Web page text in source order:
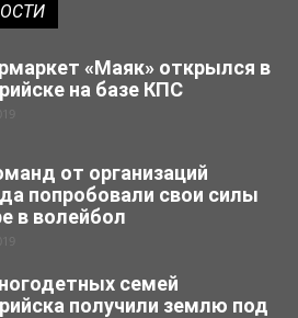
«Маяк» открылся в
на базе КПС
от организаций
попробовали свои силы
в волейбол
семей
получили землю под